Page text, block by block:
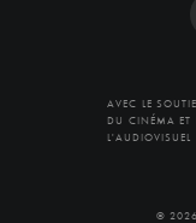
AVEC LE
DU CINÉMA ET
L'AUDIOVISUEL
© 2026